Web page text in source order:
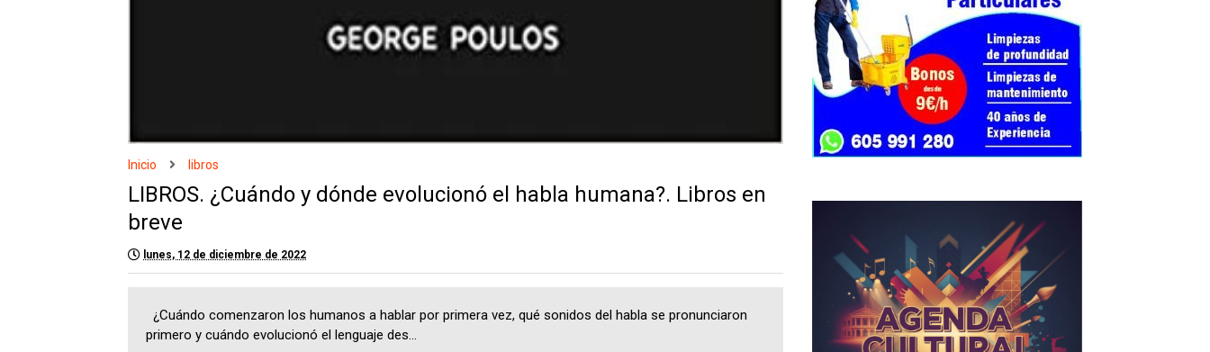
Inicio libros
LIBROS. ¿Cuándo y dónde evolucionó el habla humana?. Libros en
breve
lunes, 12 de diciembre de 2022
¿Cuándo comenzaron los humanos a hablar por primera vez, qué sonidos del habla se pronunciaron
primero y cuándo evolucionó el lenguaje des...